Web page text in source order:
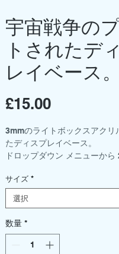
宇宙戦争の
トされたデ
レイベース。
£15.00価
格
3mmのライトボックスアクリ
たディスプレイベース。
ドロップダウン メニューか
中サイズ - 300mm x 210mm
小 - 210mm x 150mm
ベースキットおよびサポート
は別売りです。
サイズ *
選択
数量 *